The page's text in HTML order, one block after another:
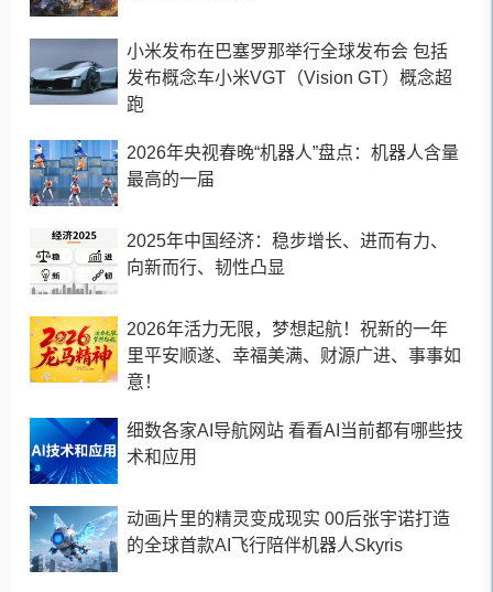
小米发布在巴塞罗那举行全球发布会 包括
发布概念车小米VGT（Vision GT）概念超
跑
2026年央视春晚“机器人”盘点：机器人含量
最高的一届
2025年中国经济：稳步增长、进而有力、
向新而行、韧性凸显
2026年活力无限，梦想起航！祝新的一年
里平安顺遂、幸福美满、财源广进、事事如
意！
细数各家AI导航网站 看看AI当前都有哪些技
术和应用
动画片里的精灵变成现实 00后张宇诺打造
的全球首款AI飞行陪伴机器人Skyris